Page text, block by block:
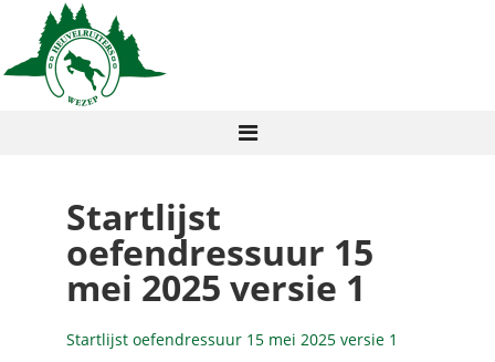
Startlijst
oefendressuur 15
mei 2025 versie 1
Startlijst oefendressuur 15 mei 2025 versie 1